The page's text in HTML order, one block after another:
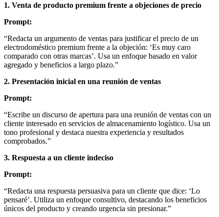
1. Venta de producto premium frente a objeciones de precio
Prompt:
“Redacta un argumento de ventas para justificar el precio de un
electrodoméstico premium frente a la objeción: ‘Es muy caro
comparado con otras marcas’. Usa un enfoque basado en valor
agregado y beneficios a largo plazo.”
2. Presentación inicial en una reunión de ventas
Prompt:
“Escribe un discurso de apertura para una reunión de ventas con un
cliente interesado en servicios de almacenamiento logístico. Usa un
tono profesional y destaca nuestra experiencia y resultados
comprobados.”
3. Respuesta a un cliente indeciso
Prompt:
“Redacta una respuesta persuasiva para un cliente que dice: ‘Lo
pensaré’. Utiliza un enfoque consultivo, destacando los beneficios
únicos del producto y creando urgencia sin presionar.”